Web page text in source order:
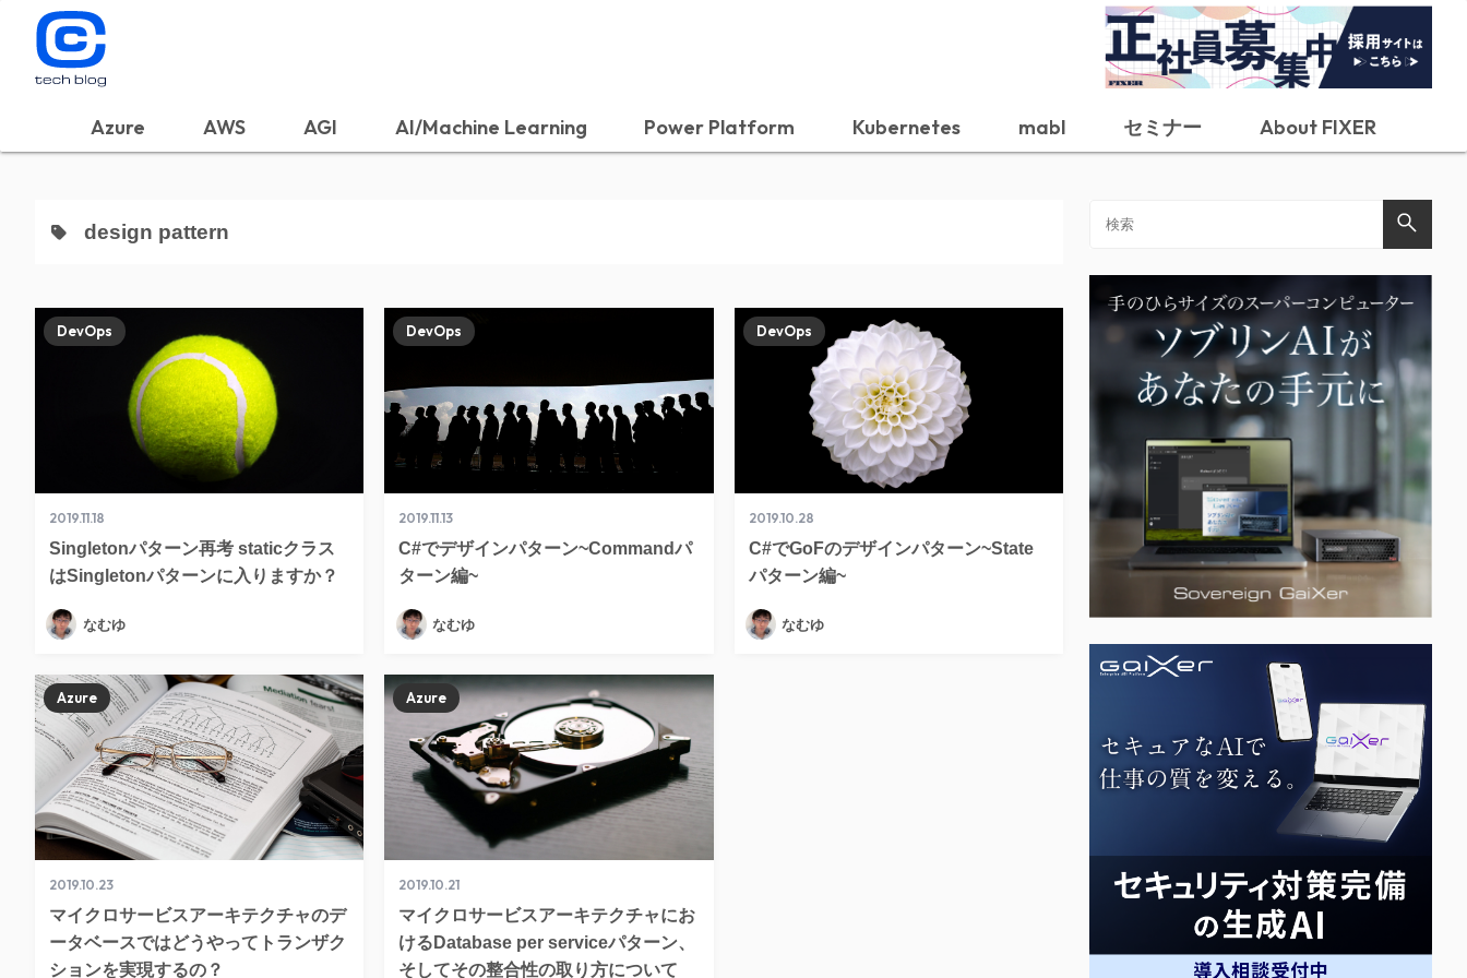
Azure AWS AGI AI/Machine Learning Power Platform Kubernetes mabl セミナー About FIXER
design pattern
2019.11.18
Singletonパターン再考 staticクラス
はSingletonパターンに入りますか？
DevOps
なむゆ
2019.11.13
C#でデザインパターン~Commandパ
ターン編~
DevOps
なむゆ
2019.10.28
C#でGoFのデザインパターン~State
パターン編~
DevOps
なむゆ
2019.10.23
マイクロサービスアーキテクチャのデ
ータベースではどうやってトランザク
ションを実現するの？
Azure
2019.10.21
マイクロサービスアーキテクチャにお
けるDatabase per serviceパターン、
そしてその整合性の取り方について
Azure